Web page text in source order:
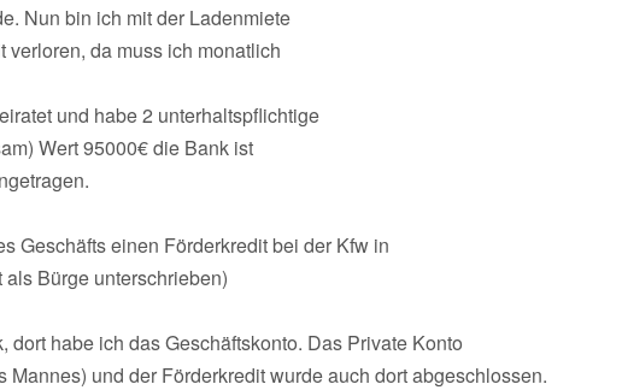
Nun bin ich mit der Ladenmiete
da muss ich monatlich
und habe 2 unterhaltspflichtige
Wert 95000€ die Bank ist
Geschäfts einen Förderkredit bei der Kfw in
Bürge unterschrieben)
habe ich das Geschäftskonto. Das Private Konto
Mannes) und der Förderkredit wurde auch dort abgeschlossen.